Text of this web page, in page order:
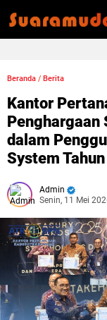
Beranda / Berita
Kantor
Penghargaan
dalam
System
Admin
Senin, 11 Mei